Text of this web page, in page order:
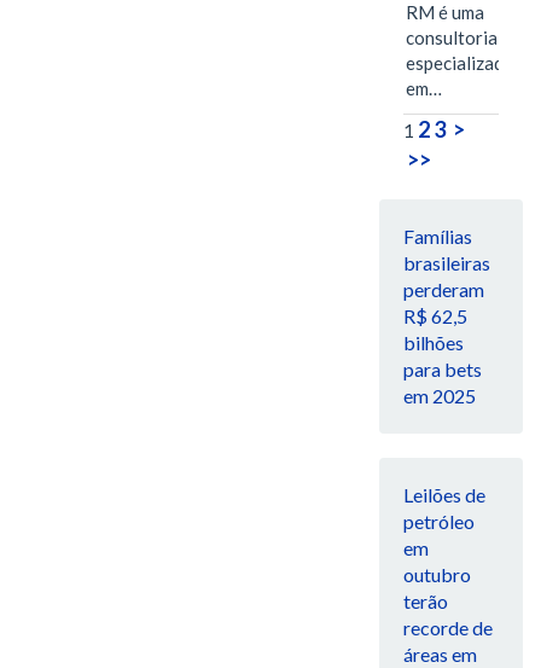
RM é uma
consultoria
especializada
em…
1 23 >
>>
Famílias
brasileiras
perderam
R$ 62,5
bilhões
para bets
em 2025
Leilões de
petróleo
em
outubro
terão
recorde de
áreas em